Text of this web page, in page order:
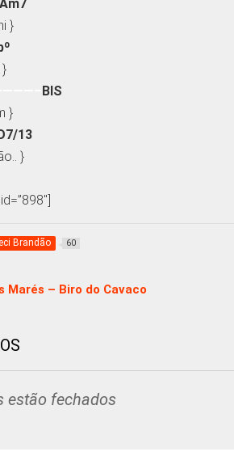
Am7
}
BIS
}
13
}
Brandão 60
Marés – Biro do Cavaco
estão fechados